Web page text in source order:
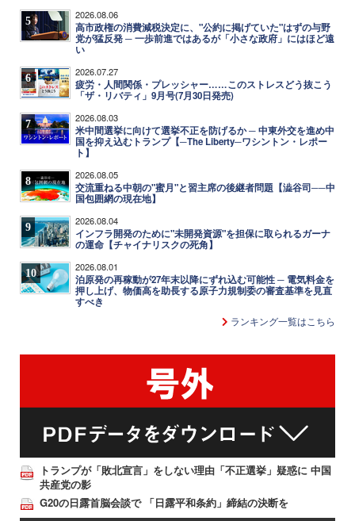
5 2026.08.06
高市政権の消費減税決定に、"公約に掲げていた"はずの与野
党が猛反発 ─ 一歩前進ではあるが「小さな政府」にはほど遠
い
6 2026.07.27
疲労・人間関係・プレッシャー……このストレスどう抜こう
「ザ・リバティ」9月号(7月30日発売)
7 2026.08.03
米中間選挙に向けて選挙不正を防げるか ─ 中東外交を進め中
国を抑え込むトランプ【─The Liberty─ワシントン・レポー
ト】
8 2026.08.05
交流重ねる中朝の"蜜月"と習主席の後継者問題【澁谷司──中
国包囲網の現在地】
9 2026.08.04
インフラ開発のために"未開発資源"を担保に取られるガーナ
の運命【チャイナリスクの死角】
10 2026.08.01
泊原発の再稼動が27年末以降にずれ込む可能性 ─ 電気料金を
押し上げ、物価高を助長する原子力規制委の審査基準を見直
すべき
ランキング一覧はこちら
トランプが「敗北宣言」をしない理由「不正選挙」疑惑に 中国
共産党の影
G20の日露首脳会談で 「日露平和条約」締結の決断を